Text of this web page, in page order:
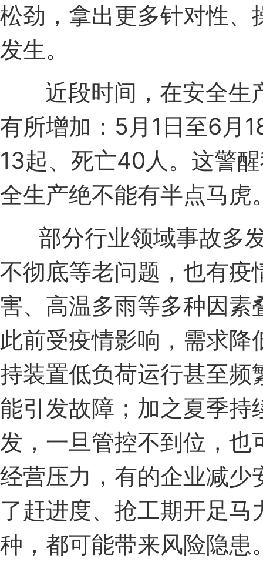
松劲，拿出更多针对性
发生。
近段时间，在安全生
有所增加： 5月1日至6月
13起、死亡40人。 这警
全生产绝不能有半点马虎
部分行业领域事故多
不彻底等老问题，也有
害、高温多雨等多种因
此前受疫情影响，需求
持装置低负荷运行甚至
能引发故障；加之夏季
发，一旦管控不到位，
经营压力，有的企业减
了赶进度、抢工期开足
种，都可能带来风险隐患